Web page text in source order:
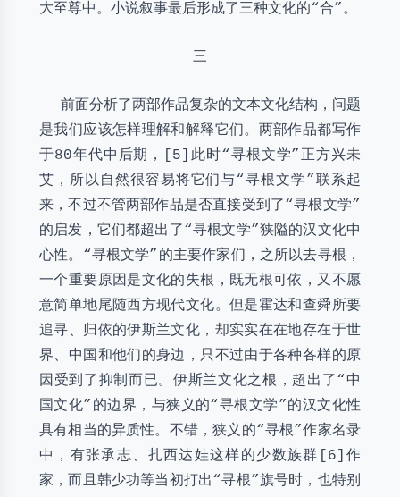
大至尊中。小说叙事最后形成了三种文化的“合”。
三
前面分析了两部作品复杂的文本文化结构，问题
是我们应该怎样理解和解释它们。两部作品都写作
于80年代中后期，[5]此时“寻根文学”正方兴未
艾，所以自然很容易将它们与“寻根文学”联系起
来，不过不管两部作品是否直接受到了“寻根文学”
的启发，它们都超出了“寻根文学”狭隘的汉文化中
心性。“寻根文学”的主要作家们，之所以去寻根，
一个重要原因是文化的失根，既无根可依，又不愿
意简单地尾随西方现代文化。但是霍达和查舜所要
追寻、归依的伊斯兰文化，却实实在在地存在于世
界、中国和他们的身边，只不过由于各种各样的原
因受到了抑制而已。伊斯兰文化之根，超出了“中
国文化”的边界，与狭义的“寻根文学”的汉文化性
具有相当的异质性。不错，狭义的“寻根”作家名录
中，有张承志、扎西达娃这样的少数族群[6]作
家，而且韩少功等当初打出“寻根”旗号时，也特别